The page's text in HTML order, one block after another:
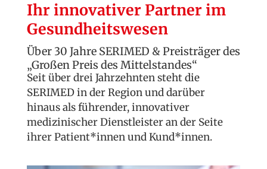
Ihr innovativer Partner im
Gesundheitswesen
Über 30 Jahre SERIMED & Preisträger des
„Großen Preis des Mittelstandes“
Seit über drei Jahrzehnten steht die
SERIMED in der Region und darüber
hinaus als führender, innovativer
medizinischer Dienstleister an der Seite
ihrer Patient*innen und Kund*innen.